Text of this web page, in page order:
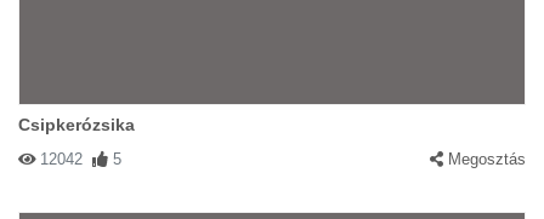
Csipkerózsika
12042 5 Megosztás